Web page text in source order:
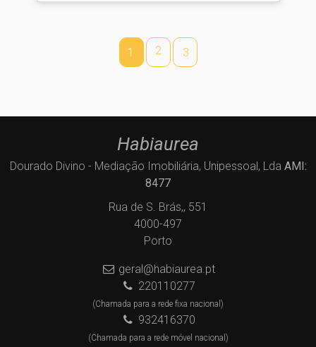
1 2 3
Habiaurea
Dourado Divino - Mediação Imobiliária, Unipessoal, Lda AMI:
8477
Rua de S. Brás,, 551
4000-497
Porto
geral@habiaurea.pt
220110277
(Chamada para a rede fixa nacional)
932416370
(Chamada para a rede móvel nacional)